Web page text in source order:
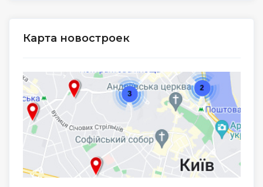
Карта новостроек